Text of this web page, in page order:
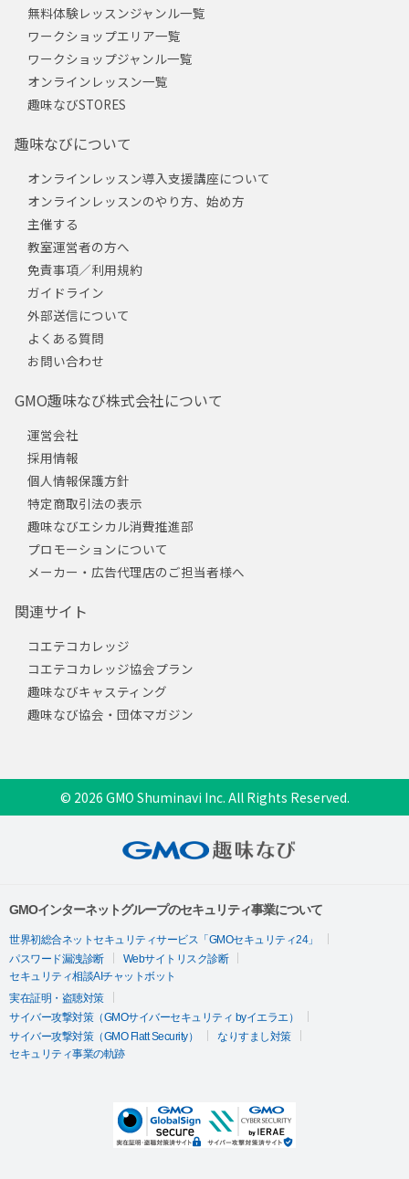
無料体験レッスンジャンル一覧
ワークショップエリア一覧
ワークショップジャンル一覧
オンラインレッスン一覧
趣味なびSTORES
趣味なびについて
オンラインレッスン導入支援講座について
オンラインレッスンのやり方、始め方
主催する
教室運営者の方へ
免責事項／利用規約
ガイドライン
外部送信について
よくある質問
お問い合わせ
GMO趣味なび株式会社について
運営会社
採用情報
個人情報保護方針
特定商取引法の表示
趣味なびエシカル消費推進部
プロモーションについて
メーカー・広告代理店のご担当者様へ
関連サイト
コエテコカレッジ
コエテコカレッジ協会プラン
趣味なびキャスティング
趣味なび協会・団体マガジン
© 2026 GMO Shuminavi Inc. All Rights Reserved.